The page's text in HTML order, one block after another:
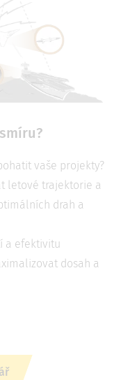
vaše projekty?
letové trajektorie a
drah a
a efektivitu
dosah a